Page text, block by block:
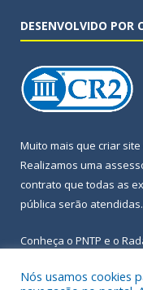
DESENVOLVIDO POR
Muito mais que criar site
Realizamos uma
contrato que todas as
pública serão atendidas.
Conheça o PNTP e o
Nós usamos cookies